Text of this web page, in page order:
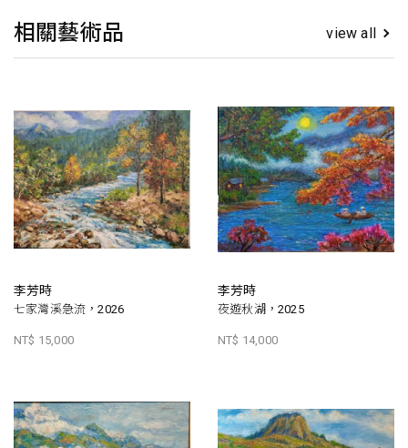
相關藝術品 view all
李芳時
七家灣溪急流，2026
NT$ 15,000
李芳時
夜遊秋湖，2025
NT$ 14,000